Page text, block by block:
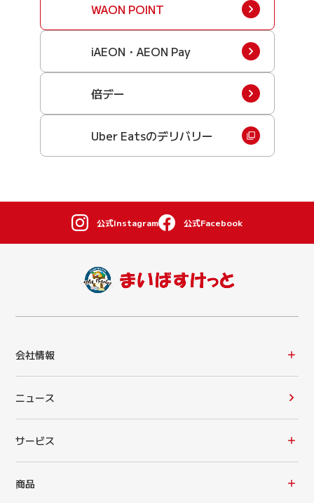
WAON POINT
iAEON・AEON Pay
倍デー
Uber Eatsのデリバリー
公式Instagram 公式Facebook
会社情報
ニュース
サービス
商品